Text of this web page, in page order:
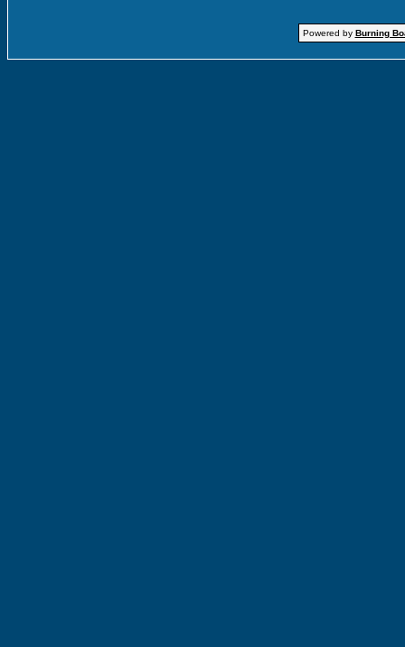
Powered by Burning